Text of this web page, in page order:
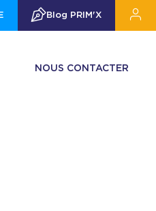
Blog PRIM'X
NOUS CONTACTER